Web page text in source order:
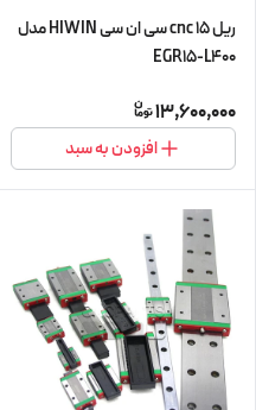
ریل 15 cnc سی ان سی HIWIN مدل
EGR15-L400
13,600,000
افزودن به سبد